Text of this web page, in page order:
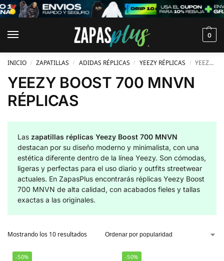
0
INICIO / ZAPATILLAS / ADIDAS RÉPLICAS / YEEZY RÉPLICAS / YEEZY BOOST 700 MNVN RÉPLICAS
YEEZY BOOST 700 MNVN
RÉPLICAS
Las zapatillas réplicas Yeezy Boost 700 MNVN
destacan por su diseño moderno y minimalista, con una
estética diferente dentro de la línea Yeezy. Son cómodas,
ligeras y perfectas para el uso diario y outfits streetwear
actuales. En ZapasPlus encontrarás réplicas Yeezy Boost
700 MNVN de alta calidad, con acabados fieles y tallas
exactas a las originales.
Mostrando los 10 resultados
-50% -50%